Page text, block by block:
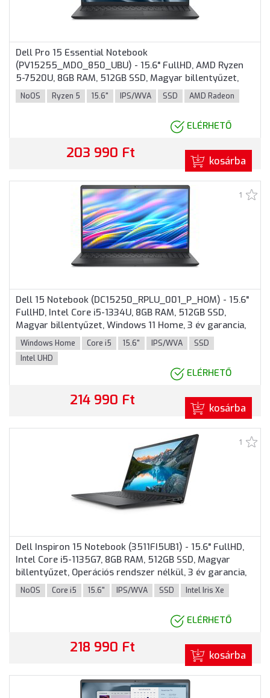
Dell Pro 15 Essential Notebook
(PV15255_MDO_850_UBU) - 15.6" FullHD, AMD Ryzen
5-7520U, 8GB RAM, 512GB SSD, Magyar billentyűzet,
Operációs rendszer nélkül, 3 év garancia, Fekete
színben
NoOS Ryzen 5 15.6" IPS/WVA SSD AMD Radeon
ELÉRHETŐ
203 990 Ft kosárba
1
Dell 15 Notebook (DC15250_RPLU_001_P_HOM) - 15.6"
FullHD, Intel Core i5-1334U, 8GB RAM, 512GB SSD,
Magyar billentyűzet, Windows 11 Home, 3 év garancia,
Fekete színben
Windows Home Core i5 15.6" IPS/WVA
SSD
Intel UHD
ELÉRHETŐ
214 990 Ft kosárba
1
Dell Inspiron 15 Notebook (3511FI5UB1) - 15.6" FullHD,
Intel Core i5-1135G7, 8GB RAM, 512GB SSD, Magyar
billentyűzet, Operációs rendszer nélkül, 3 év garancia,
Fekete színben
NoOS Core i5 15.6" IPS/WVA SSD Intel Iris Xe
ELÉRHETŐ
218 990 Ft kosárba